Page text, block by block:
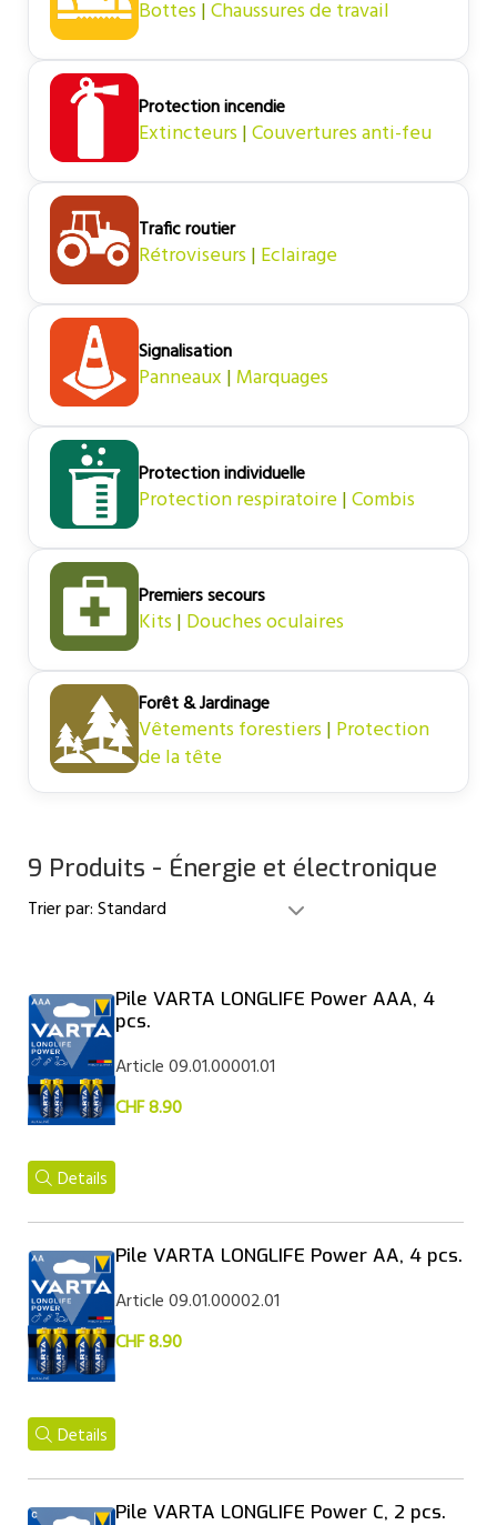
Bottes|Chaussures de travail
Protection incendie
Extincteurs|Couvertures anti-feu
Trafic routier
Rétroviseurs| Eclairage
Signalisation
Panneaux |Marquages
Protection individuelle
Protection respiratoire|Combis
Premiers secours
Kits| Douches oculaires
Forêt & Jardinage
Vêtements forestiers| Protection
de la tête
9 Produits - Énergie et électronique
Trier par:Standard
Pile VARTA LONGLIFE Power AAA, 4
pcs.
Article 09.01.00001.01
CHF 8.90
Details
Pile VARTA LONGLIFE Power AA, 4 pcs.
Article 09.01.00002.01
CHF 8.90
Details
Pile VARTA LONGLIFE Power C, 2 pcs.